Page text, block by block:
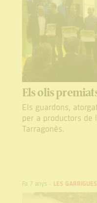
Els olis
Els guardons,
per a productors de
Tarragonès.
Fa 7 anys - LES GARRIGUES